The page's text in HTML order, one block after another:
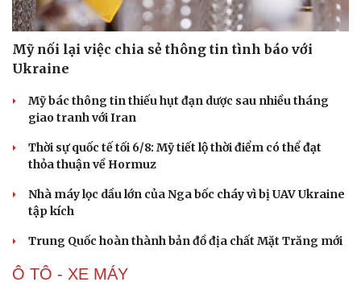
Mỹ nối lại việc chia sẻ thông tin tình báo với
Ukraine
Mỹ bác thông tin thiếu hụt đạn dược sau nhiều tháng
giao tranh với Iran
Thời sự quốc tế tối 6/8: Mỹ tiết lộ thời điểm có thể đạt
thỏa thuận về Hormuz
Nhà máy lọc dầu lớn của Nga bốc cháy vì bị UAV Ukraine
tập kích
Trung Quốc hoàn thành bản đồ địa chất Mặt Trăng mới
Ô TÔ - XE MÁY